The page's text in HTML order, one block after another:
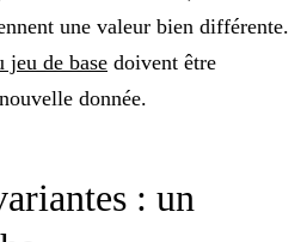
une valeur bien différente.
jeu de base doivent être
donnée.
: un